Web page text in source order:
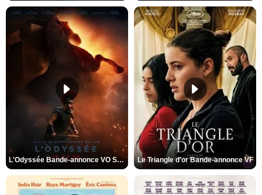
L'Odyssée Bande-annonce VO STFR Le Triangle d'or Bande-annonce VF